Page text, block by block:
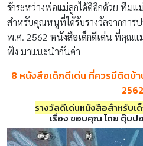
รักระหว่างพ่อแม่ลูกได้ดีอีกด้วย ทีมแม่
สำหรับคุณหนูที่ได้รับรางวัลจากการ
พ.ศ. 2562 หนังสือเด็กดีเด่น ที่คุณแ
ฟัง มาแนะนำกันค่า
8 หนังสือเด็กดีเด่น ที่ควรมีติดบ้
2562
รางวัลดีเด่นหนังสือสำหรับเ
เรื่อง ขอบคุณ โดย ตุ๊บป